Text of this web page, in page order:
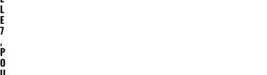
L
E
7
,
P
O